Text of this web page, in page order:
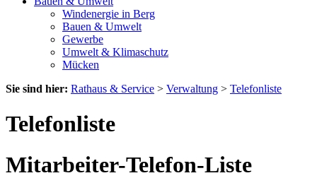
Windenergie in Berg
Bauen & Umwelt
Gewerbe
Umwelt & Klimaschutz
Mücken
Sie sind hier: Rathaus & Service > Verwaltung > Telefonliste
Telefonliste
Mitarbeiter-Telefon-Liste